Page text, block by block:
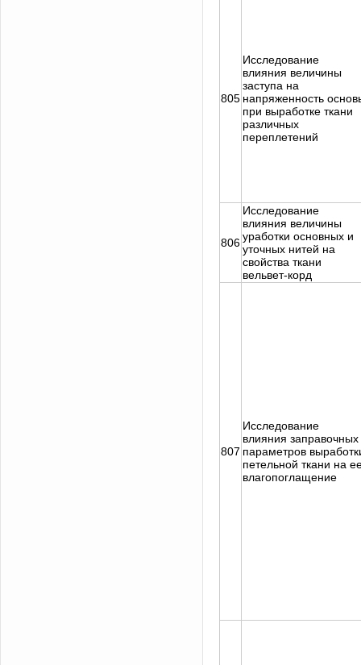
805
Исследование
влияния величины
заступа на
напряженность
при выработке ткани
различных
переплетений
806
Исследование
влияния величины
уработки основных и
уточных нитей на
свойства ткани
вельвет-корд
807
Исследование
влияния заправочных
параметров
петельной ткани на
влагопоглащение